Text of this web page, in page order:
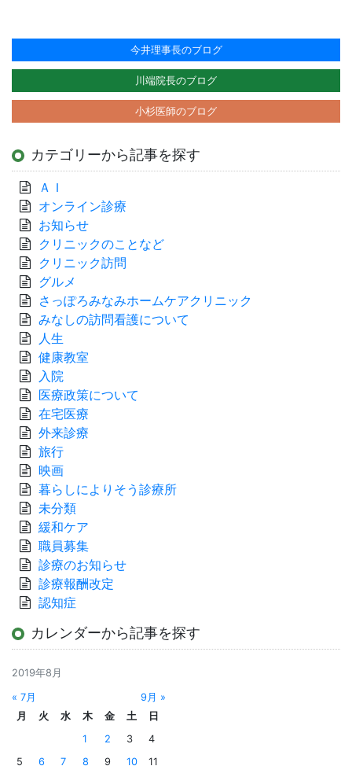
今井理事長のブログ
川端院長のブログ
小杉医師のブログ
カテゴリーから記事を探す
ＡＩ
オンライン診療
お知らせ
クリニックのことなど
クリニック訪問
グルメ
さっぽろみなみホームケアクリニック
みなしの訪問看護について
人生
健康教室
入院
医療政策について
在宅医療
外来診療
旅行
映画
暮らしによりそう診療所
未分類
緩和ケア
職員募集
診療のお知らせ
診療報酬改定
認知症
カレンダーから記事を探す
2019年8月
« 7月
9月 »
月
火 水 木 金 土
日
1
2 3
4
5
6 7 8 9 10 11